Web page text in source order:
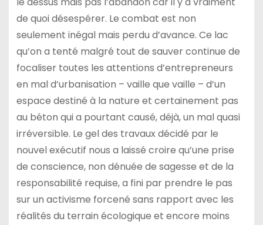
de quoi désespérer. Le combat est non
seulement inégal mais perdu d’avance. Ce lac
qu’on a tenté malgré tout de sauver continue de
focaliser toutes les attentions d’entrepreneurs
en mal d’urbanisation – vaille que vaille – d’un
espace destiné à la nature et certainement pas
au béton qui a pourtant causé, déjà, un mal quasi
irréversible. Le gel des travaux décidé par le
nouvel exécutif nous a laissé croire qu’une prise
de conscience, non dénuée de sagesse et de la
responsabilité requise, a fini par prendre le pas
sur un activisme forcené sans rapport avec les
réalités du terrain écologique et encore moins